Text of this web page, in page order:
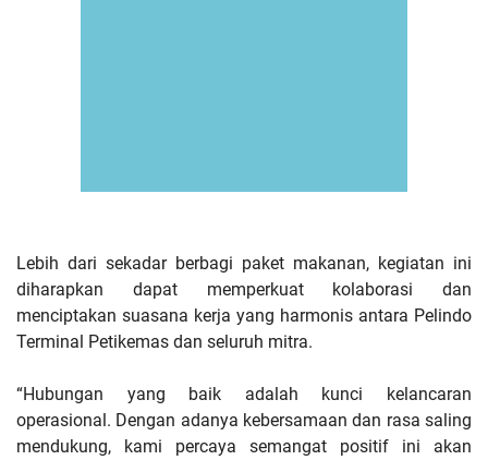
Lebih dari sekadar berbagi paket makanan, kegiatan ini
diharapkan dapat memperkuat kolaborasi dan
menciptakan suasana kerja yang harmonis antara Pelindo
Terminal Petikemas dan seluruh mitra.
“Hubungan yang baik adalah kunci kelancaran
operasional. Dengan adanya kebersamaan dan rasa saling
mendukung, kami percaya semangat positif ini akan